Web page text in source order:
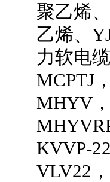
聚乙烯、
乙烯、
力软电
MCPTJ
MHYV
KVVP-
VLV22 ，